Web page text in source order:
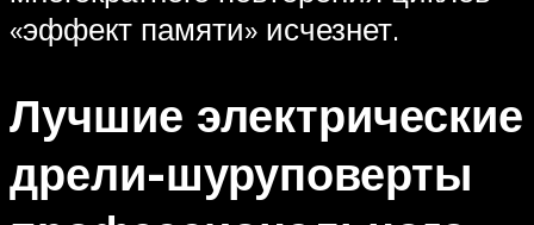
«эффект памяти» исчезнет.
Лучшие электрические
дрели-шуруповерты